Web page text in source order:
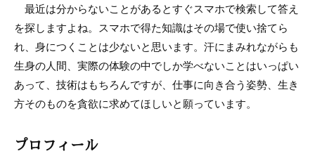
最近は分からないことがあるとすぐスマホで検索して答え
を探しますよね。スマホで得た知識はその場で使い捨てら
れ、身につくことは少ないと思います。汗にまみれながらも
生身の人間、実際の体験の中でしか学べないことはいっぱい
あって、技術はもちろんですが、仕事に向き合う姿勢、生き
方そのものを貪欲に求めてほしいと願っています。
プロフィール